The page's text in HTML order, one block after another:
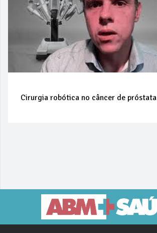
Cirurgia robótica no câncer de próstata